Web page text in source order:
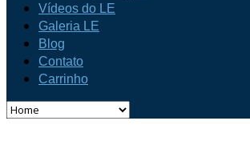
Vídeos do LE
Galeria LE
Blog
Contato
Carrinho